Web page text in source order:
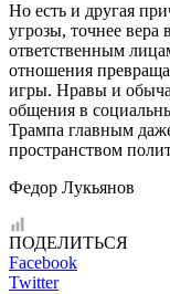
Но есть и другая
угрозы, точнее вера
ответственным
отношения
игры. Нравы и
общения в
Трампа главным
пространством
Федор Лукьянов
ПОДЕЛИТЬСЯ
Facebook
Twitter